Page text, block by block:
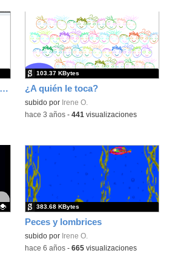
de CO2 en vehículos ¿A quién le toca?
subido por Irene O.
103.37 KBytes
-hace 3 años- 441 visualizaciones
Peces y lombrices
subido por Irene O.
383.68 KBytes
-hace 6 años- 665visualizaciones